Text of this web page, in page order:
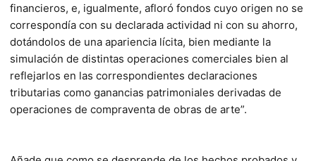
financieros, e, igualmente, afloró fondos cuyo origen no se
correspondía con su declarada actividad ni con su ahorro,
dotándolos de una apariencia lícita, bien mediante la
simulación de distintas operaciones comerciales bien al
reflejarlos en las correspondientes declaraciones
tributarias como ganancias patrimoniales derivadas de
operaciones de compraventa de obras de arte”.